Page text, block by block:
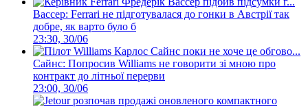
Вассер: Ferrari не підготувалася до гонки в Австрії так
добре, як варто було б
23:30, 30/06
Сайнс: Попросив Williams не говорити зі мною про
контракт до літньої перерви
23:00, 30/06